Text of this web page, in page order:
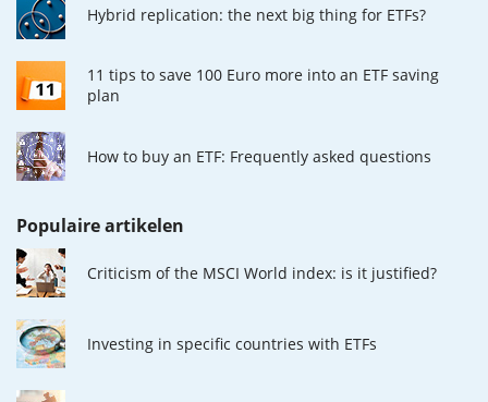
Hybrid replication: the next big thing for ETFs?
11 tips to save 100 Euro more into an ETF saving
plan
How to buy an ETF: Frequently asked questions
Populaire artikelen
Criticism of the MSCI World index: is it justified?
Investing in specific countries with ETFs